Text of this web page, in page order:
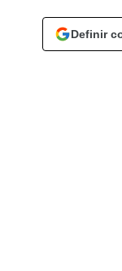
Definir